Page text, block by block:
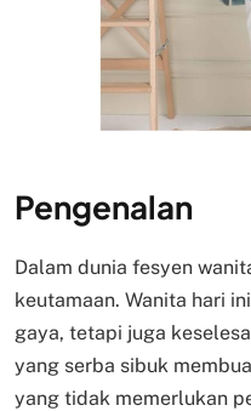
Pengenalan
Dalam dunia fesyen
keutamaan. Wanita hari
gaya, tetapi juga
yang serba sibuk
yang tidak memerlukan